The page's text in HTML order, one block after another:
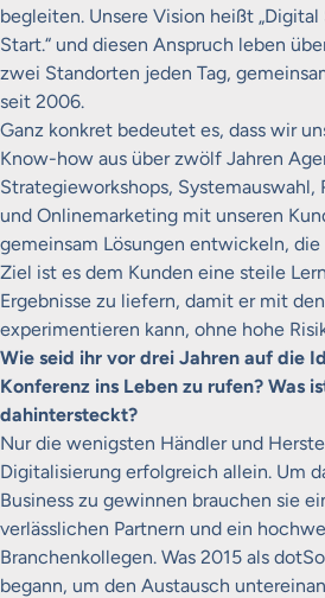
begleiten. Unsere Vision heißt
Start.“ und diesen Anspruch leben
zwei Standorten jeden Tag,
seit 2006.
Ganz konkret bedeutet es, dass wir
Know-how aus über zwölf Jahren
Strategieworkshops, Systemauswahl,
und Onlinemarketing mit unseren
gemeinsam Lösungen entwickeln, die
Ziel ist es dem Kunden eine steile
Ergebnisse zu liefern, damit er mit
experimentieren kann, ohne hohe
Wie seid ihr vor drei Jahren auf die
Konferenz ins Leben zu rufen? Was
dahintersteckt?
Nur die wenigsten Händler und
Digitalisierung erfolgreich allein. Um
Business zu gewinnen brauchen sie
verlässlichen Partnern und ein
Branchenkollegen. Was 2015 als
begann, um den Austausch